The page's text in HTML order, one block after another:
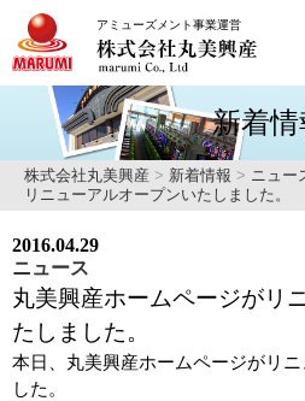
アミューズメント事業運営
新着情
株式会社丸美興産 > 新着情報 > ニュー
リニューアルオープンいたしました。
2016.04.29
ニュース
丸美興産ホームページがリ
たしました。
本日、丸美興産ホームページがリ
した。